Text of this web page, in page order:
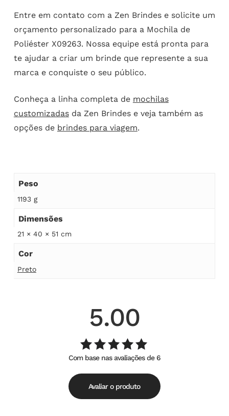
Entre em contato com a Zen Brindes e solicite um
orçamento personalizado para a Mochila de
Poliéster X09263. Nossa equipe está pronta para
te ajudar a criar um brinde que represente a sua
marca e conquiste o seu público.
Conheça a linha completa de mochilas
customizadasda Zen Brindes e veja também as
opções de brindes para viagem.
Peso
1193 g
Dimensões
21 × 40 × 51 cm
Cor
Preto
5.00
Avaliação
5.00de
5
Com base nas avaliações de 6
Avaliar o produto